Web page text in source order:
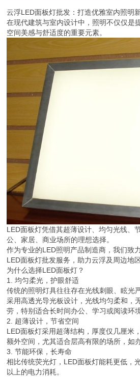
云浮LED面板灯批发：打造优雅室内照明
在现代建筑与室内设计中，照明不仅仅是
空间美感与舒适度的重要元素。
LED面板灯凭借其超薄设计、均匀光线、
公、家居、商业场所的理想选择。
作为专业的LED照明产品制造商，我们致
LED面板灯批发服务，助力云浮及周边地
为什么选择LED面板灯？
1. 均匀柔光，护眼舒适
传统的照明灯具往往存在光线刺眼、眩光
采用高透光导光板设计，光线均匀柔和，
劳，特别适合长时间办公、学习或阅读环境
2. 超薄设计，节省空间
LED面板灯采用超薄结构，厚度仅几厘米
额外空间，尤其适合层高有限的场所，如
3. 节能环保，长寿命
相比传统荧光灯，LED面板灯能耗更低，
以上的电力消耗。